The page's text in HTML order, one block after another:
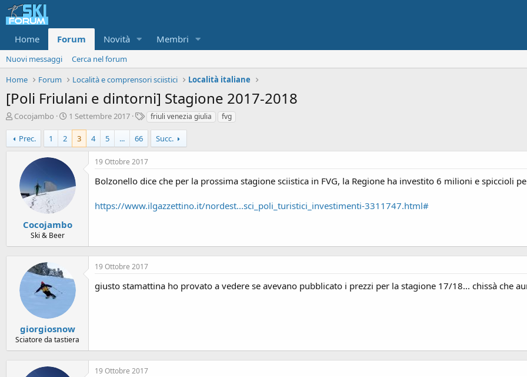
Home Forum Novità Membri
Nuovi messaggi
Cerca nel forum
Home
Forum Località e comprensori sciistici Località italiane
[Poli Friulani e dintorni] Stagione 2017-2018
A
t
o
Cocojambo
D
a
'
n
i
1 Settembre 2017
Tfriuli venezia giulia fvg
Prec. 1 2 3 4 5 ... 66 Succ.
Cocojambo
Ski & Beer
19 Ottobre 2017
Bolzonello dice che per la prossima stagione sciistica in FVG, la Regione ha investito 6 milioni e spiccioli
https://www.ilgazzettino.it/nordest...sci_poli_turistici_investimenti-3311747.html#
giorgiosnow
Sciatore da tastiera
19 Ottobre 2017
giusto stamattina ho provato a vedere se avevano pubblicato i prezzi per la stagione 17/18... chissà che
19 Ottobre 2017